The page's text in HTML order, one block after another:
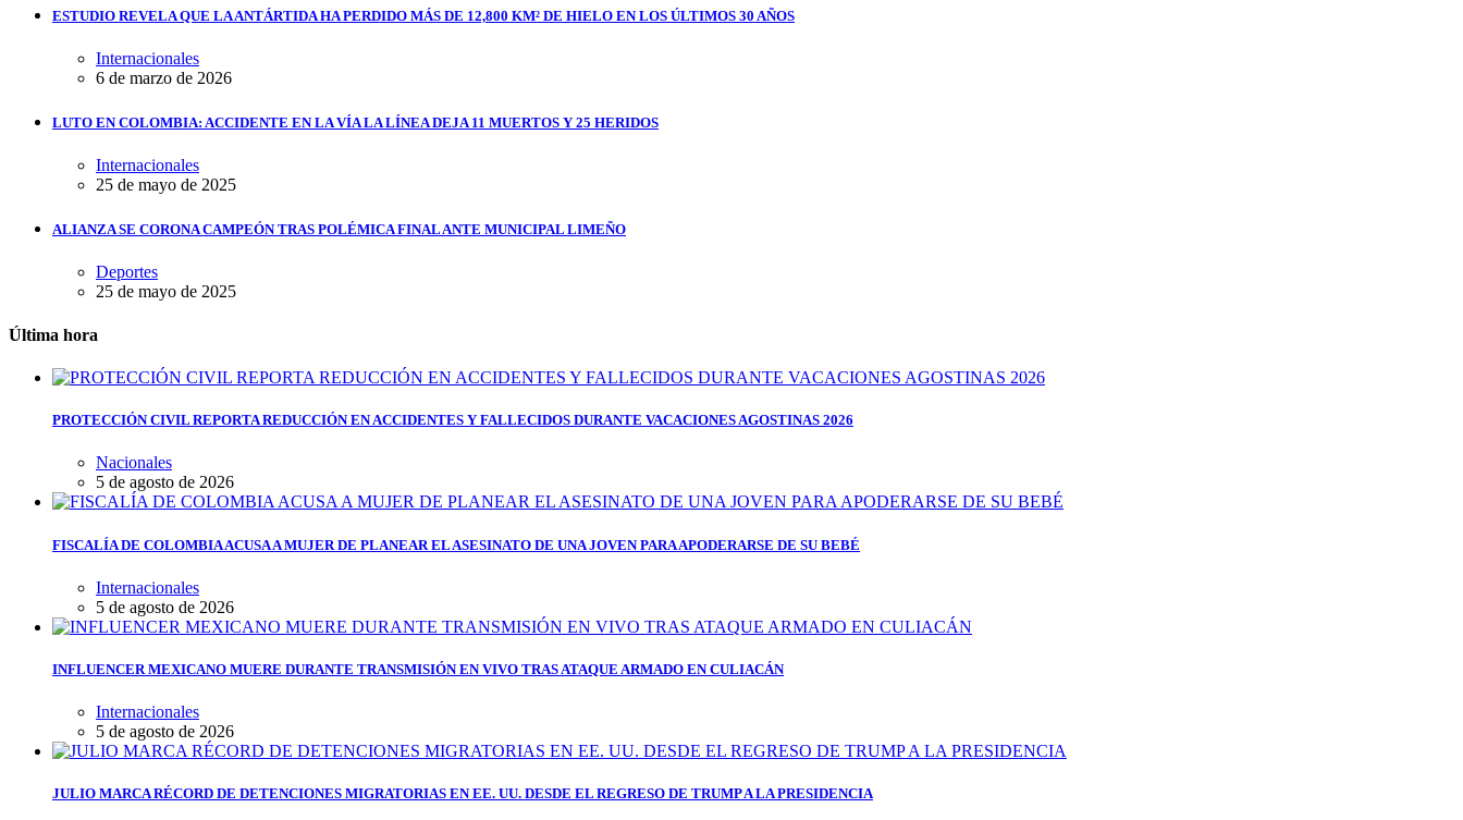
ESTUDIO REVELA QUE LA ANTÁRTIDA HA PERDIDO MÁS DE 12,800 KM² DE HIELO EN LOS ÚLTIMOS 30 AÑOS
Internacionales
6 de marzo de 2026
LUTO EN COLOMBIA: ACCIDENTE EN LA VÍA LA LÍNEA DEJA 11 MUERTOS Y 25 HERIDOS
Internacionales
25 de mayo de 2025
ALIANZA SE CORONA CAMPEÓN TRAS POLÉMICA FINAL ANTE MUNICIPAL LIMEÑO
Deportes
25 de mayo de 2025
Última hora
PROTECCIÓN CIVIL REPORTA REDUCCIÓN EN ACCIDENTES Y FALLECIDOS DURANTE VACACIONES AGOSTINAS 2026
Nacionales
5 de agosto de 2026
FISCALÍA DE COLOMBIA ACUSA A MUJER DE PLANEAR EL ASESINATO DE UNA JOVEN PARA APODERARSE DE SU BEBÉ
Internacionales
5 de agosto de 2026
INFLUENCER MEXICANO MUERE DURANTE TRANSMISIÓN EN VIVO TRAS ATAQUE ARMADO EN CULIACÁN
Internacionales
5 de agosto de 2026
JULIO MARCA RÉCORD DE DETENCIONES MIGRATORIAS EN EE. UU. DESDE EL REGRESO DE TRUMP A LA PRESIDENCIA